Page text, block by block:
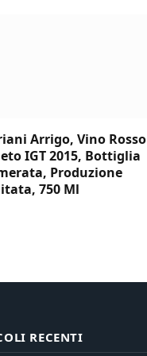
Arrigo, Vino Rosso
IGT 2015, Bottiglia
Produzione
750 Ml
RECENTI